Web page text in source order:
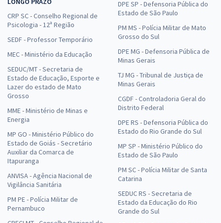
CRP SC - Conselho Regional de
Psicologia - 12ª Região
SEDF - Professor Temporário
MEC - Ministério da Educação
SEDUC/MT - Secretaria de
Estado de Educação, Esporte e
Lazer do estado de Mato
Grosso
MME - Ministério de Minas e
Energia
MP GO - Ministério Público do
Estado de Goiás - Secretário
Auxiliar da Comarca de
Itapuranga
ANVISA - Agência Nacional de
Vigilância Sanitária
PM PE - Polícia Militar de
Pernambuco
DPE SP - Defensoria Pública do
Estado de São Paulo
PM MS - Polícia Militar de Mato
Grosso do Sul
DPE MG - Defensoria Pública de
Minas Gerais
TJ MG - Tribunal de Justiça de
Minas Gerais
CGDF - Controladoria Geral do
Distrito Federal
DPE RS - Defensoria Pública do
Estado do Rio Grande do Sul
MP SP - Ministério Público do
Estado de São Paulo
PM SC - Polícia Militar de Santa
Catarina
SEDUC RS - Secretaria de
Estado da Educação do Rio
Grande do Sul